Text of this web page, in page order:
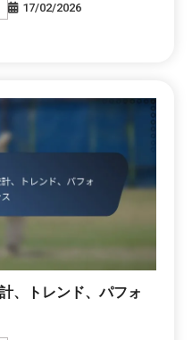
17/02/2026
、トレンド、パフォ